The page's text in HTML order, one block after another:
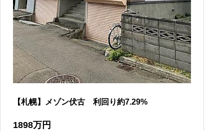
【札幌】メゾン伏古 利回り約7.29%
1898万円